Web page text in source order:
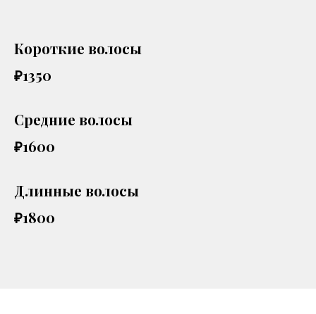
Короткие волосы
₽1350
Средние волосы
₽1600
Длинные волосы
₽1800